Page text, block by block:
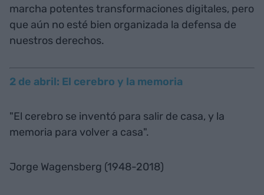
marcha potentes transformaciones digitales, pero
que aún no esté bien organizada la defensa de
nuestros derechos.
2 de abril: El cerebro y la memoria
"El cerebro se inventó para salir de casa, y la
memoria para volver a casa".
Jorge Wagensberg (1948-2018)